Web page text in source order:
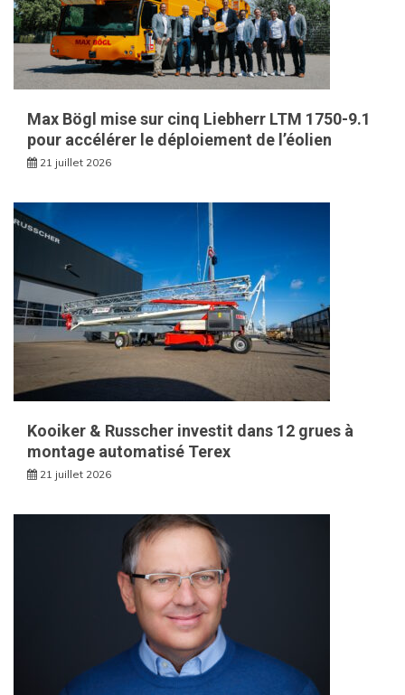
Max Bögl mise sur cinq Liebherr LTM 1750-9.1
pour accélérer le déploiement de l’éolien
21 juillet 2026
Kooiker & Russcher investit dans 12 grues à
montage automatisé Terex
21 juillet 2026